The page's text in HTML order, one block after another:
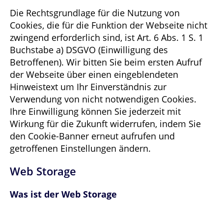
Die Rechtsgrundlage für die Nutzung von
Cookies, die für die Funktion der Webseite nicht
zwingend erforderlich sind, ist Art. 6 Abs. 1 S. 1
Buchstabe a) DSGVO (Einwilligung des
Betroffenen). Wir bitten Sie beim ersten Aufruf
der Webseite über einen eingeblendeten
Hinweistext um Ihr Einverständnis zur
Verwendung von nicht notwendigen Cookies.
Ihre Einwilligung können Sie jederzeit mit
Wirkung für die Zukunft widerrufen, indem Sie
den Cookie-Banner erneut aufrufen und
getroffenen Einstellungen ändern.
Web Storage
Was ist der Web Storage